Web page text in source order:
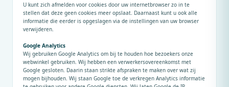
U kunt zich afmelden voor cookies door uw internetbrowser zo in te
stellen dat deze geen cookies meer opslaat. Daarnaast kunt u ook alle
informatie die eerder is opgeslagen via de instellingen van uw browser
verwijderen.
Google Analytics
Wij gebruiken Google Analytics om bij te houden hoe bezoekers onze
webwinkel gebruiken. Wij hebben een verwerkersovereenkomst met
Google gesloten. Daarin staan strikte afspraken te maken over wat zij
mogen bijhouden. Wij staan Google toe de verkregen Analytics informatie